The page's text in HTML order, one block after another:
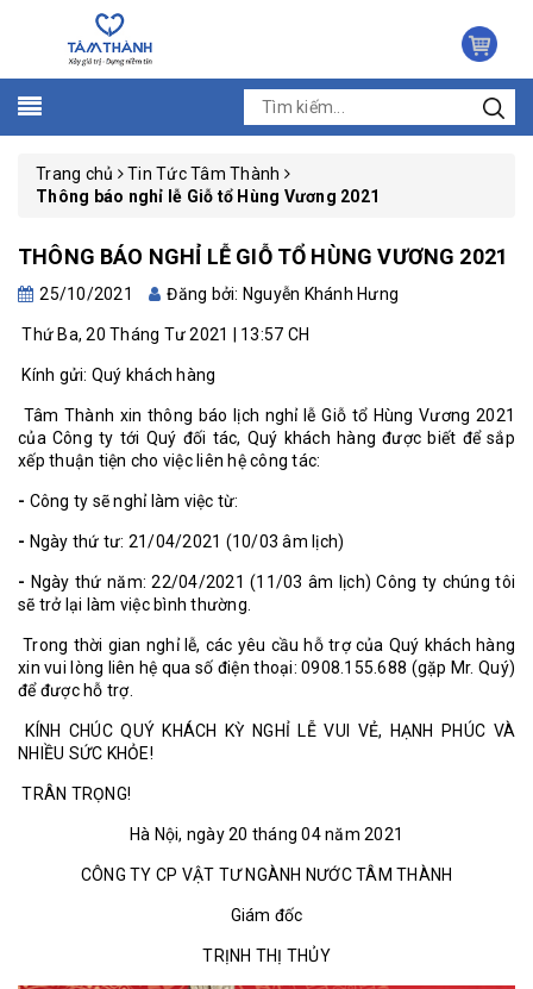
Trang chủ
Tin Tức Tâm Thành
Thông báo nghỉ lễ Giỗ tổ Hùng Vương 2021
THÔNG BÁO NGHỈ LỄ GIỖ TỔ HÙNG VƯƠNG 2021
25/10/2021 Đăng bởi: Nguyễn Khánh Hưng
Thứ Ba, 20 Tháng Tư 2021 | 13:57 CH
Kính gửi: Quý khách hàng
Tâm Thành xin thông báo lịch nghỉ lễ Giỗ tổ Hùng Vương 2021
của Công ty tới Quý đối tác, Quý khách hàng được biết để sắp
xếp thuận tiện cho việc liên hệ công tác:
- Công ty sẽ nghỉ làm việc từ:
- Ngày thứ tư: 21/04/2021 (10/03 âm lịch)
- Ngày thứ năm: 22/04/2021 (11/03 âm lịch) Công ty chúng tôi
sẽ trở lại làm việc bình thường.
Trong thời gian nghỉ lễ, các yêu cầu hỗ trợ của Quý khách hàng
xin vui lòng liên hệ qua số điện thoại: 0908.155.688 (gặp Mr. Quý)
để được hỗ trợ.
KÍNH CHÚC QUÝ KHÁCH KỲ NGHỈ LỄ VUI VẺ, HẠNH PHÚC VÀ
NHIỀU SỨC KHỎE!
TRÂN TRỌNG!
Hà Nội, ngày 20 tháng 04 năm 2021
CÔNG TY CP VẬT TƯ NGÀNH NƯỚC TÂM THÀNH
Giám đốc
TRỊNH THỊ THỦY